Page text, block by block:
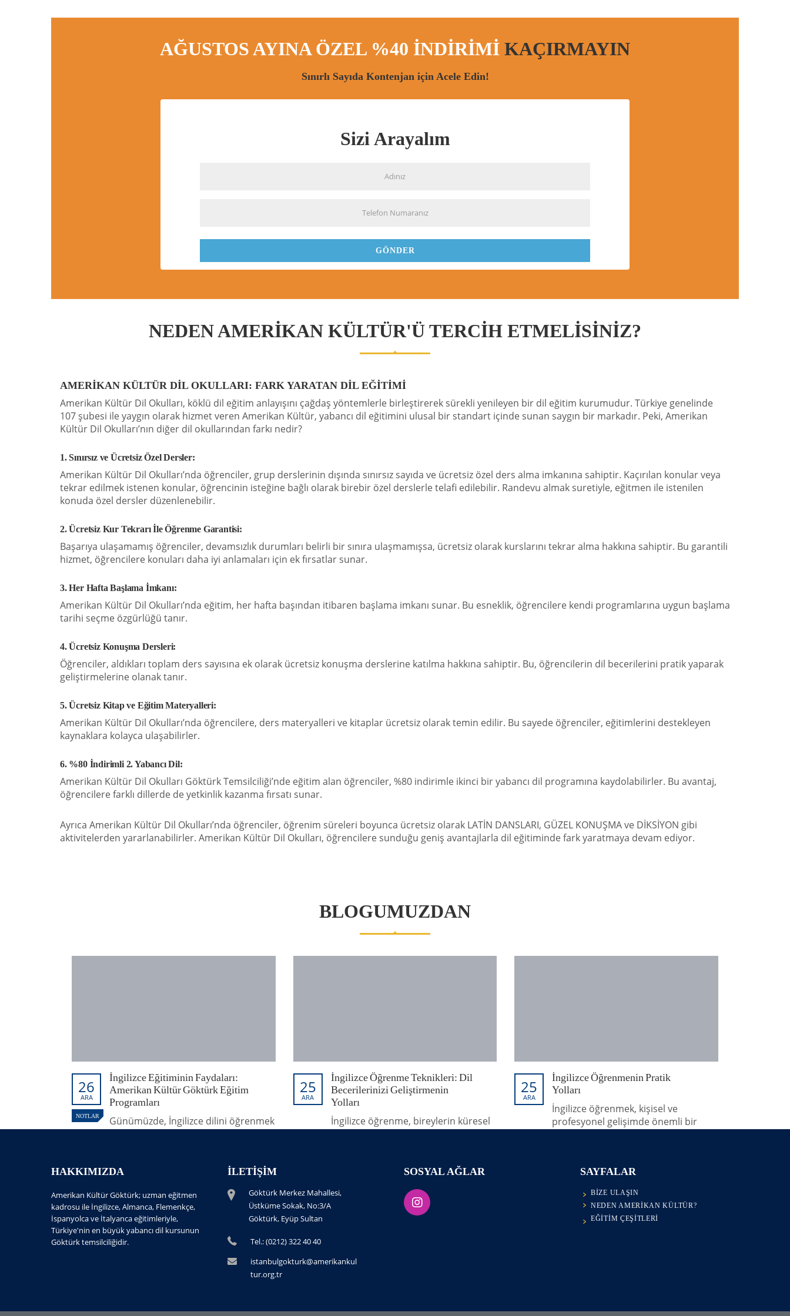
AĞUSTOS AYINA ÖZEL %40 İNDİRİMİ KAÇIRMAYIN
Sınırlı Sayıda Kontenjan için Acele Edin!
Sizi Arayalım
NEDEN AMERİKAN KÜLTÜR'Ü TERCİH ETMELİSİNİZ?
AMERİKAN KÜLTÜR DİL OKULLARI: FARK YARATAN DİL EĞİTİMİ
Amerikan Kültür Dil Okulları, köklü dil eğitim anlayışını çağdaş yöntemlerle birleştirerek sürekli yenileyen bir dil eğitim kurumudur. Türkiye genelinde
107 şubesi ile yaygın olarak hizmet veren Amerikan Kültür, yabancı dil eğitimini ulusal bir standart içinde sunan saygın bir markadır. Peki, Amerikan
Kültür Dil Okulları’nın diğer dil okullarından farkı nedir?
1. Sınırsız ve Ücretsiz Özel Dersler:
Amerikan Kültür Dil Okulları’nda öğrenciler, grup derslerinin dışında sınırsız sayıda ve ücretsiz özel ders alma imkanına sahiptir. Kaçırılan konular veya
tekrar edilmek istenen konular, öğrencinin isteğine bağlı olarak birebir özel derslerle telafi edilebilir. Randevu almak suretiyle, eğitmen ile istenilen
konuda özel dersler düzenlenebilir.
2. Ücretsiz Kur Tekrarı İle Öğrenme Garantisi:
Başarıya ulaşamamış öğrenciler, devamsızlık durumları belirli bir sınıra ulaşmamışsa, ücretsiz olarak kurslarını tekrar alma hakkına sahiptir. Bu garantili
hizmet, öğrencilere konuları daha iyi anlamaları için ek fırsatlar sunar.
3. Her Hafta Başlama İmkanı:
Amerikan Kültür Dil Okulları’nda eğitim, her hafta başından itibaren başlama imkanı sunar. Bu esneklik, öğrencilere kendi programlarına uygun başlama
tarihi seçme özgürlüğü tanır.
4. Ücretsiz Konuşma Dersleri:
Öğrenciler, aldıkları toplam ders sayısına ek olarak ücretsiz konuşma derslerine katılma hakkına sahiptir. Bu, öğrencilerin dil becerilerini pratik yaparak
geliştirmelerine olanak tanır.
5. Ücretsiz Kitap ve Eğitim Materyalleri:
Amerikan Kültür Dil Okulları’nda öğrencilere, ders materyalleri ve kitaplar ücretsiz olarak temin edilir. Bu sayede öğrenciler, eğitimlerini destekleyen
kaynaklara kolayca ulaşabilirler.
6. %80 İndirimli 2. Yabancı Dil:
Amerikan Kültür Dil Okulları Göktürk Temsilciliği’nde eğitim alan öğrenciler, %80 indirimle ikinci bir yabancı dil programına kaydolabilirler. Bu avantaj,
öğrencilere farklı dillerde de yetkinlik kazanma fırsatı sunar.
Ayrıca Amerikan Kültür Dil Okulları’nda öğrenciler, öğrenim süreleri boyunca ücretsiz olarak LATİN DANSLARI, GÜZEL KONUŞMA ve DİKSİYON gibi
aktivitelerden yararlanabilirler. Amerikan Kültür Dil Okulları, öğrencilere sunduğu geniş avantajlarla dil eğitiminde fark yaratmaya devam ediyor.
BLOGUMUZDAN
26
ARA
NOTLAR
İngilizce Eğitiminin Faydaları:
Amerikan Kültür Göktürk Eğitim
Programları
Günümüzde, İngilizce dilini öğrenmek
köprü görevi gören evrensel bir dil
Göktürk, sunduğu nitelikli İngilizce
eğitim programları ile bireylere bu
dilde ustalaşmanın kapılarını aralıyor.
25
ARA
İngilizce Öğrenme Teknikleri: Dil
Becerilerinizi Geliştirmenin
Yolları
İngilizce öğrenme, bireylerin küresel
bulunabilmeleri açısından önemli bir
tarzı farklı olduğu için, etkili bir
şekilde İngilizce öğrenmek için çeşitli
inceleyeceğiz.
25
ARA
İngilizce Öğrenmenin Pratik
Yolları
İngilizce öğrenmek, kişisel ve
profesyonel gelişimde önemli bir
bulmak önemlidir. Bu makalede, dil
öğrenme deneyiminizi
güçlendirmenin etkili yollarını
inceleyeceğiz.
HAKKIMIZDA
Amerikan Kültür Göktürk; uzman eğitmen
kadrosu ile İngilizce, Almanca, Flemenkçe,
İspanyolca ve İtalyanca eğitimleriyle,
Türkiye'nin en büyük yabancı dil kursunun
Göktürk temsilciliğidir.
İLETIŞIM
Göktürk Merkez Mahallesi,
Üstküme Sokak, No:3/A
Göktürk, Eyüp Sultan
Tel.: (0212) 322 40 40
istanbulgokturk@amerikankul
tur.org.tr
SOSYAL AĞLAR SAYFALAR
BIZE ULAŞIN
NEDEN AMERIKAN KÜLTÜR?
EĞITIM ÇEŞITLERI